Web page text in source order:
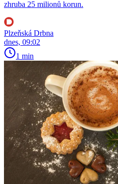
zhruba 25 milionů korun.
Plzeňská Drbna
dnes, 09:02
1 min